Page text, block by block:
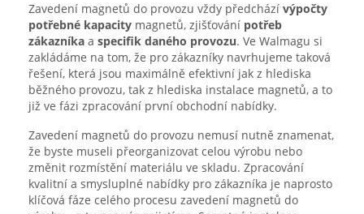
Zavedení magnetů do provozu vždy předchází výpočty
potřebné kapacity magnetů, zjišťování potřeb
zákazníka a specifik daného provozu. Ve Walmagu si
zakládáme na tom, že pro zákazníky navrhujeme taková
řešení, která jsou maximálně efektivní jak z hlediska
běžného provozu, tak z hlediska instalace magnetů, a to
již ve fázi zpracování první obchodní nabídky.
Zavedení magnetů do provozu nemusí nutně znamenat,
že byste museli přeorganizovat celou výrobu nebo
změnit rozmístění materiálu ve skladu. Zpracování
kvalitní a smysluplné nabídky pro zákazníka je naprosto
klíčová fáze celého procesu zavedení magnetů do